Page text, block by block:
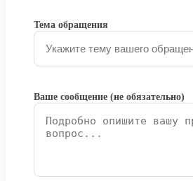
Тема обращения
Ваше сообщение (не обязательно)